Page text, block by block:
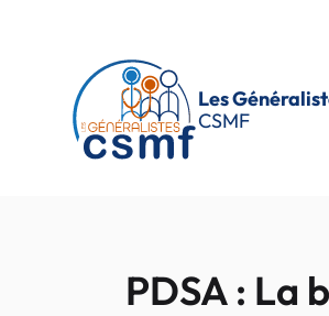
Les
CSMF
PDSA : La